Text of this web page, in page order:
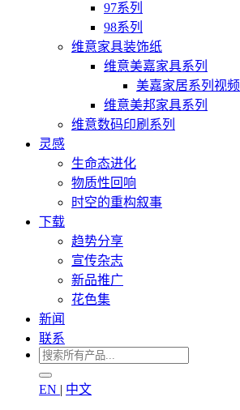
97系列
98系列
维意家具装饰纸
维意美嘉家具系列
美嘉家居系列视频
维意美邦家具系列
维意数码印刷系列
灵感
生命态进化
物质性回响
时空的重构叙事
下载
趋势分享
宣传杂志
新品推广
花色集
新闻
联系
EN | 中文